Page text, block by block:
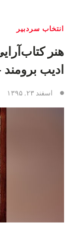
انتخاب سردبیر
هنر
اديب
اسفند ۲۳, ۱۳۹۵